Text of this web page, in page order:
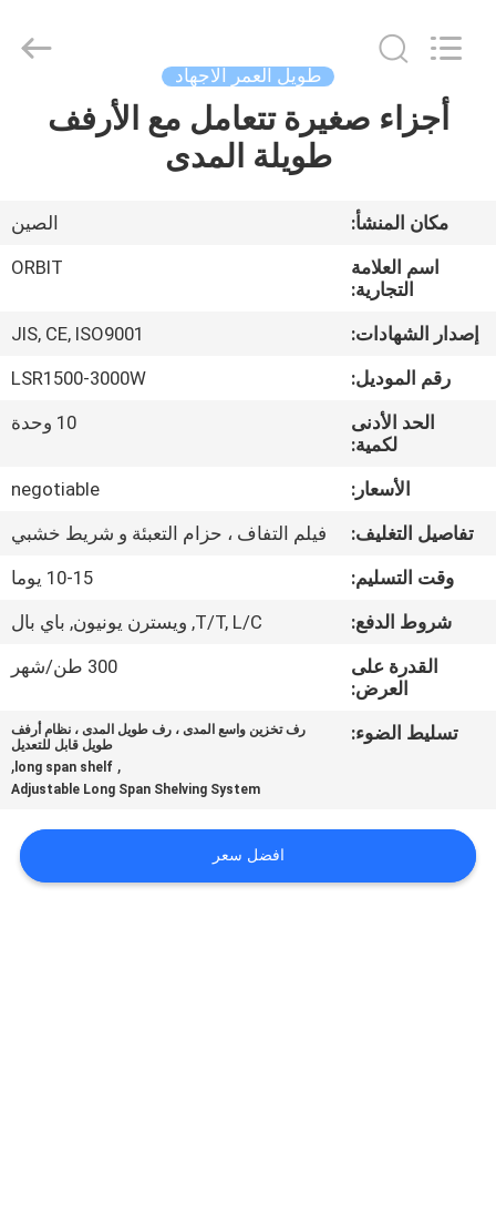
منزل،
منتجات
معلومات
عنا
جولة
المعمل
مراقبة
الجودة
اتصل
حالات
Products
طويل العمر الاجهاد
أجزاء صغيرة تتعامل مع الأرفف
طويلة المدى
مكان المنشأ:
الصين
اسم العلامة
التجارية:
ORBIT
إصدار الشهادات:
JIS, CE, ISO9001
رقم الموديل:
LSR1500-3000W
الحد الأدنى
لكمية:
10 وحدة
الأسعار:
negotiable
تفاصيل التغليف:
فيلم التفاف ، حزام التعبئة و شريط خشبي
وقت التسليم:
10-15 يوما
شروط الدفع:
T/T, L/C, ويسترن يونيون, باي بال
القدرة على
العرض:
300 طن/شهر
تسليط الضوء:
رف تخزين واسع المدى ، رف طويل المدى ، نظام أرفف
طويل قابل للتعديل
,
long span shelf
,
Adjustable Long Span Shelving System
افضل سعر